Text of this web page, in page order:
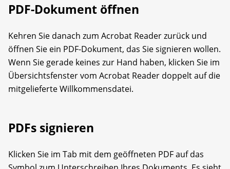
PDF-Dokument öffnen
Kehren Sie danach zum Acrobat Reader zurück und
öffnen Sie ein PDF-Dokument, das Sie signieren wollen.
Wenn Sie gerade keines zur Hand haben, klicken Sie im
Übersichtsfenster vom Acrobat Reader doppelt auf die
mitgelieferte Willkommensdatei.
PDFs signieren
Klicken Sie im Tab mit dem geöffneten PDF auf das